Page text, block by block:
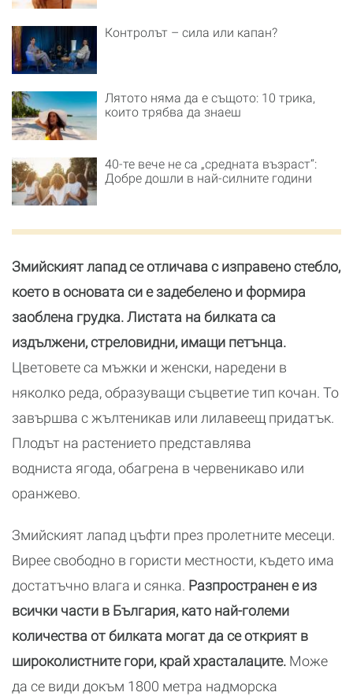
Контролът – сила или капан?
Лятото няма да е същото: 10 трика,
които трябва да знаеш
40-те вече не са „средната възраст“:
Добре дошли в най-силните години
Змийският лапад се отличава с изправено стебло,
което в основата си е задебелено и формира
заоблена грудка. Листата на билката са
издължени, стреловидни, имащи петънца.
Цветовете са мъжки и женски, наредени в
няколко реда, образуващи съцветие тип кочан. То
завършва с жълтеникав или лилавеещ придатък.
Плодът на растението представлява
водниста ягода, обагрена в червеникаво или
оранжево.
Змийският лапад цъфти през пролетните месеци.
Вирее свободно в гористи местности, където има
достатъчно влага и сянка. Разпространен е из
всички части в България, като най-големи
количества от билката могат да се открият в
широколистните гори, край храсталаците. Може
да се види докъм 1800 метра надморска